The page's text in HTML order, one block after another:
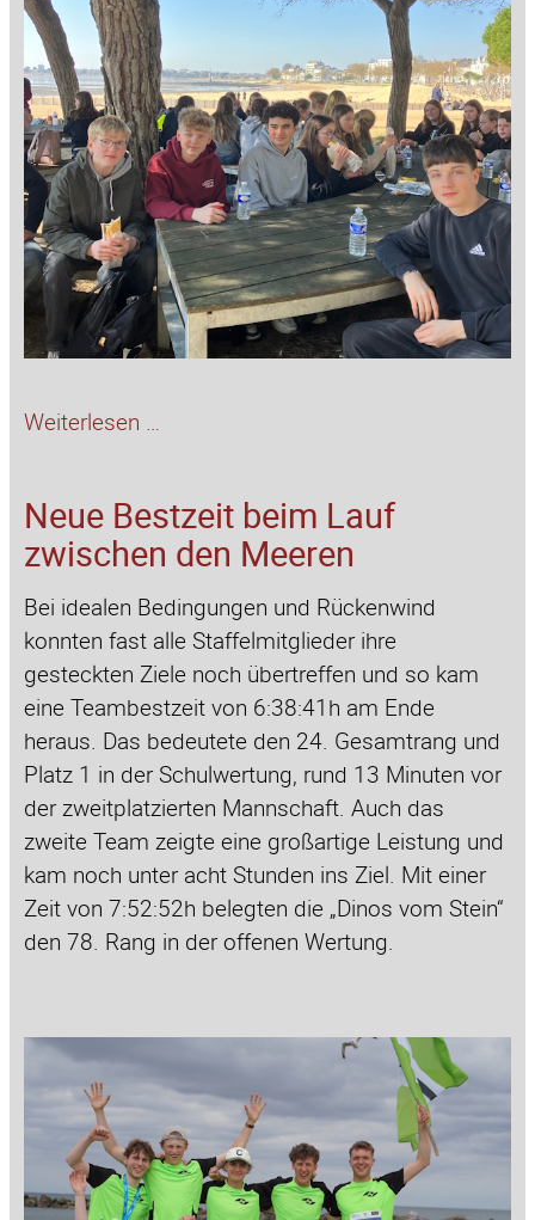
Weiterlesen …
Frankreich
Neue Bestzeit beim Lauf
zwischen den Meeren
Bei idealen Bedingungen und Rückenwind
konnten fast alle Staffelmitglieder ihre
gesteckten Ziele noch übertreffen und so kam
eine Teambestzeit von 6:38:41h am Ende
heraus. Das bedeutete den 24. Gesamtrang und
Platz 1 in der Schulwertung, rund 13 Minuten vor
der zweitplatzierten Mannschaft. Auch das
zweite Team zeigte eine großartige Leistung und
kam noch unter acht Stunden ins Ziel. Mit einer
Zeit von 7:52:52h belegten die „Dinos vom Stein“
den 78. Rang in der offenen Wertung.